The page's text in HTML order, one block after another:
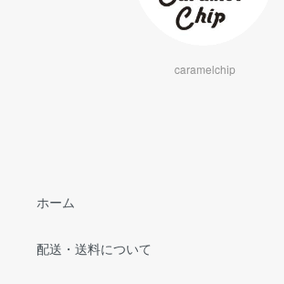
caramelchip
ホーム
配送・送料について